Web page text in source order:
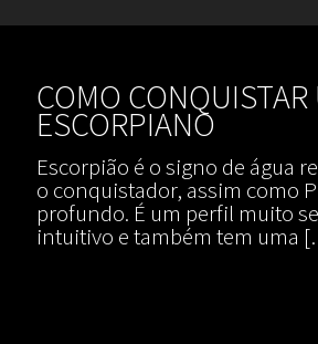
COMO CONQUISTAR
ESCORPIANO
Escorpião é o signo de água
o conquistador, assim como
profundo. É um perfil muito
intuitivo e também tem uma